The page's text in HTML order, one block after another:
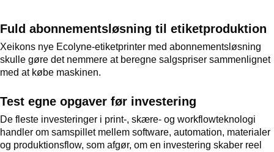
Fuld abonnementsløsning til etiketproduktion
Xeikons nye Ecolyne-etiketprinter med abonnementsløsning
skulle gøre det nemmere at beregne salgspriser sammenlignet
med at købe maskinen.
Test egne opgaver før investering
De fleste investeringer i print-, skære- og workflowteknologi
handler om samspillet mellem software, automation, materialer
og produktionsflow, som afgør, om en investering skaber reel